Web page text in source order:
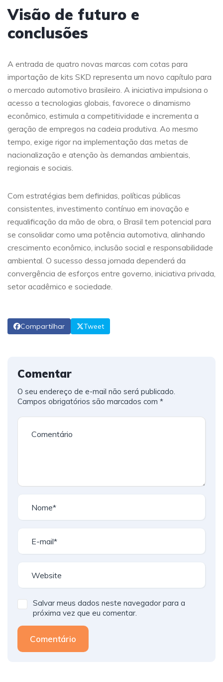
Visão de futuro e
conclusões
A entrada de quatro novas marcas com cotas para
importação de kits SKD representa um novo capítulo para
o mercado automotivo brasileiro. A iniciativa impulsiona o
acesso a tecnologias globais, favorece o dinamismo
econômico, estimula a competitividade e incrementa a
geração de empregos na cadeia produtiva. Ao mesmo
tempo, exige rigor na implementação das metas de
nacionalização e atenção às demandas ambientais,
regionais e sociais.
Com estratégias bem definidas, políticas públicas
consistentes, investimento contínuo em inovação e
requalificação da mão de obra, o Brasil tem potencial para
se consolidar como uma potência automotiva, alinhando
crescimento econômico, inclusão social e responsabilidade
ambiental. O sucesso dessa jornada dependerá da
convergência de esforços entre governo, iniciativa privada,
setor acadêmico e sociedade.
Compartilhar Tweet
Comentar
O seu endereço de e-mail não será publicado.
Campos obrigatórios são marcados com *
Salvar meus dados neste navegador para a
próxima vez que eu comentar.
Comentário